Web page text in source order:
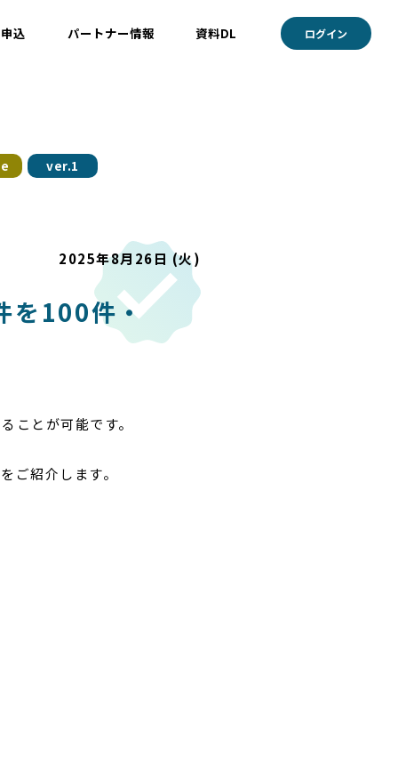
込 パートナー情報 資料DL ログイン
ver.1
2025年8月26日 (火)
を100件・
ことが可能です。
ご紹介します。